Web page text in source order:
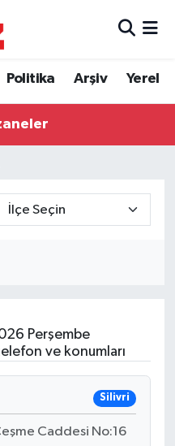
Politika Arşiv Yerel
Perşembe
ve konumları
Silivri
Caddesi No:16
ve Fikstür